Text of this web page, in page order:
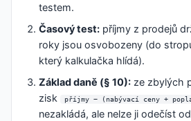
testem.
Časový test:příjmy z prodejů
roky jsou osvobozeny (do
který kalkulačka hlídá).
Základ daně (§ 10):ze zbylých
zisk
příjmy − (nabývací ceny +
nezakládá, ale nelze ji odečíst